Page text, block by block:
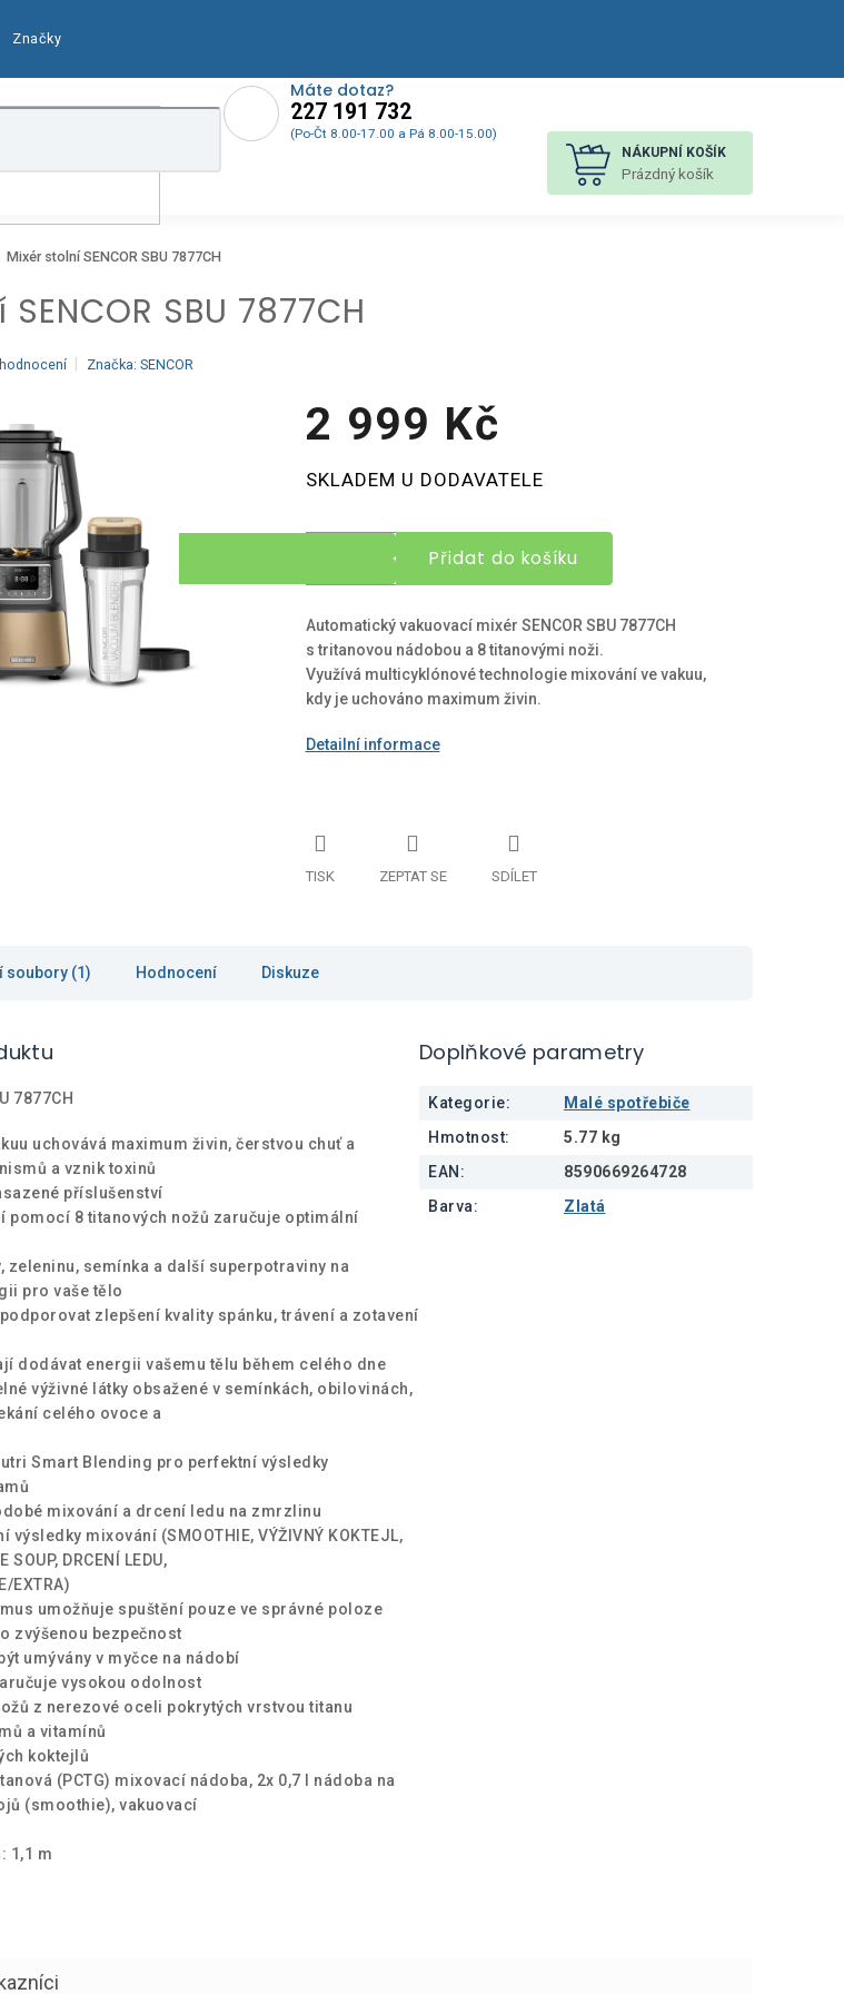
Máte dotaz?
227 191 732
(Po-Čt 8.00-17.00 a Pá 8.00-15.00)
Značky
NÁKUPNÍ KOŠÍK
Prázdný košík
Mixér stolní SENCOR SBU 7877CH
SBU 7877CH
Značka: SENCOR
2 999 Kč
cena:
SKLADEM U DODAVATELE
Přidat do košíku
Automatický vakuovací mixér SENCOR SBU 7877CH
s tritanovou nádobou a 8 titanovými noži.
Využívá multicyklónové technologie mixování ve vakuu,
kdy je uchováno maximum živin.
Detailní informace
TISK ZEPTAT SE SDÍLET
soubory (1) Hodnocení Diskuze
7877CH
uchovává maximum živin, čerstvou chuť a
a vznik toxinů
příslušenství
pomocí 8 titanových nožů zaručuje optimální
zeleninu, semínka a další superpotraviny na
pro vaše tělo
zlepšení kvality spánku, trávení a zotavení
dodávat energii vašemu tělu během celého dne
výživné látky obsažené v semínkách, obilovinách,
celého ovoce a
Smart Blending pro perfektní výsledky
mixování a drcení ledu na zmrzlinu
mixování (SMOOTHIE, VÝŽIVNÝ KOKTEJL,
SOUP, DRCENÍ LEDU,
EXTRA)
umožňuje spuštění pouze ve správné poloze
zvýšenou bezpečnost
umývány v myčce na nádobí
vysokou odolnost
z nerezové oceli pokrytých vrstvou titanu
a vitamínů
koktejlů
(PCTG) mixovací nádoba, 2x 0,7 l nádoba na
(smoothie), vakuovací
1,1 m
Doplňkové parametry
Kategorie:
Malé spotřebiče
Hmotnost:
5.77 kg
EAN :
8590669264728
Barva: Zlatá